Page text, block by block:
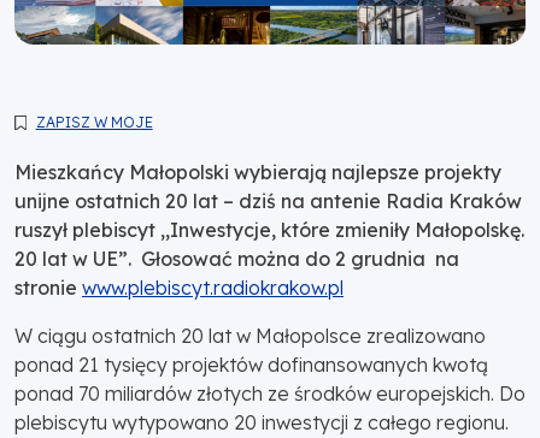
ZAPISZ W MOJE
Mieszkańcy Małopolski wybierają najlepsze projekty
unijne ostatnich 20 lat – dziś na antenie Radia Kraków
ruszył plebiscyt ,,Inwestycje, które zmieniły Małopolskę.
20 lat w UE”. Głosować można do 2 grudnia na
stronie www.plebiscyt.radiokrakow.pl
W ciągu ostatnich 20 lat w Małopolsce zrealizowano
ponad 21 tysięcy projektów dofinansowanych kwotą
ponad 70 miliardów złotych ze środków europejskich. Do
plebiscytu wytypowano 20 inwestycji z całego regionu.